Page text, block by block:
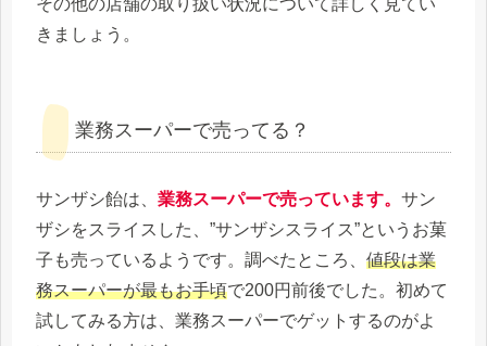
その他の店舗の取り扱い状況について詳しく見てい
きましょう。
業務スーパーで売ってる？
サンザシ飴は、 業務スーパーで売っています。 サン
ザシをスライスした、”サンザシスライス”というお菓
子も売っているようです。調べたところ、 値段は業
務スーパーが最もお手頃で200円前後でした。初めて
試してみる方は、業務スーパーでゲットするのがよ